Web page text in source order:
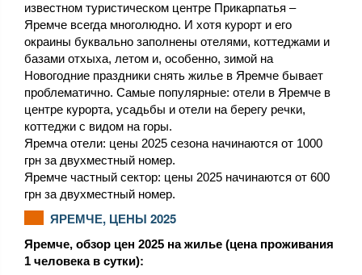
известном туристическом центре Прикарпатья –
Яремче всегда многолюдно. И хотя курорт и его
окраины буквально заполнены отелями, коттеджами и
базами отхыха, летом и, особенно, зимой на
Новогодние праздники снять жилье в Яремче бывает
проблематично. Самые популярные: отели в Яремче в
центре курорта, усадьбы и отели на берегу речки,
коттеджи с видом на горы.
Яремча отели: цены 2025 сезона начинаются от 1000
грн за двухместный номер.
Яремче частный сектор: цены 2025 начинаются от 600
грн за двухместный номер.
ЯРЕМЧЕ, ЦЕНЫ 2025
Яремче, обзор цен 2025 на жилье (цена проживания
1 человека в сутки):